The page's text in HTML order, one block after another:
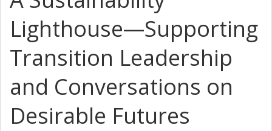
Lighthouse—Supporting
Transition Leadership
and Conversations on
Desirable Futures